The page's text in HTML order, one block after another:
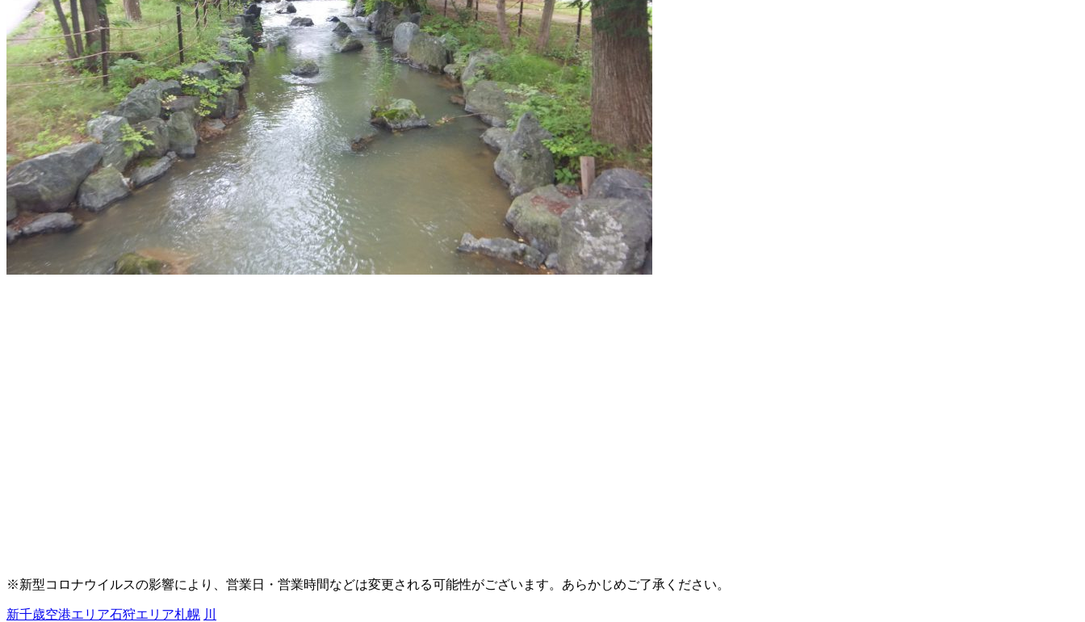
※新型コロナウイルスの影響により、営業日・営業時間などは変更される可能性がございます。あらかじめご了承ください。
新千歳空港エリア石狩エリア札幌 川